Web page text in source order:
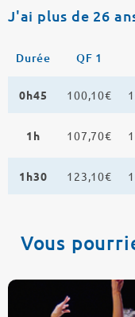
J'ai plus de 26
Durée QF 1
0h45 100,10€
1h 107,70€
1h30 123,10€
Vous